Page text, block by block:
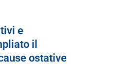
e
il
ostative